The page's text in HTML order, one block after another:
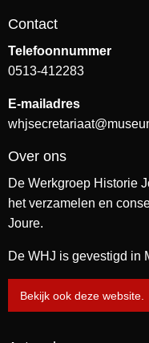
Contact
Telefoonnummer
0513-412283
E-mailadres
Over ons
De Werkgroep Historie
het verzamelen en
Joure.
De WHJ is gevestigd in
Bekijk ook deze website.